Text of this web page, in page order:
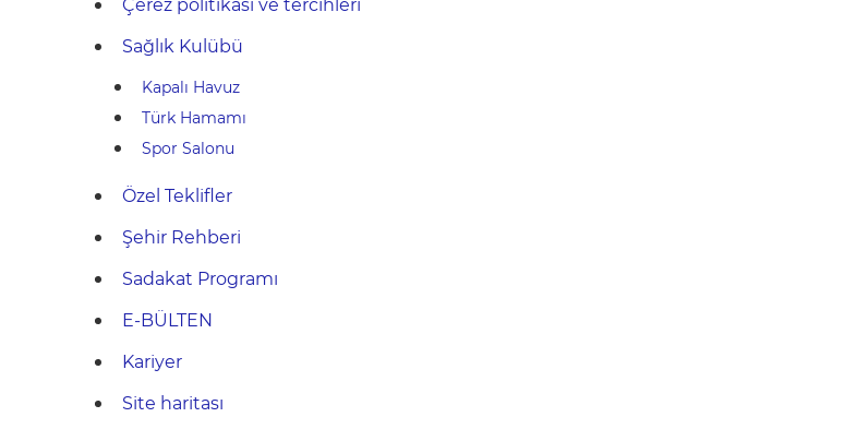
Çerez politikası ve tercihleri
Sağlık Kulübü
Kapalı Havuz
Türk Hamamı
Spor Salonu
Özel Teklifler
Şehir Rehberi
Sadakat Programı
E-BÜLTEN
Kariyer
Site haritası